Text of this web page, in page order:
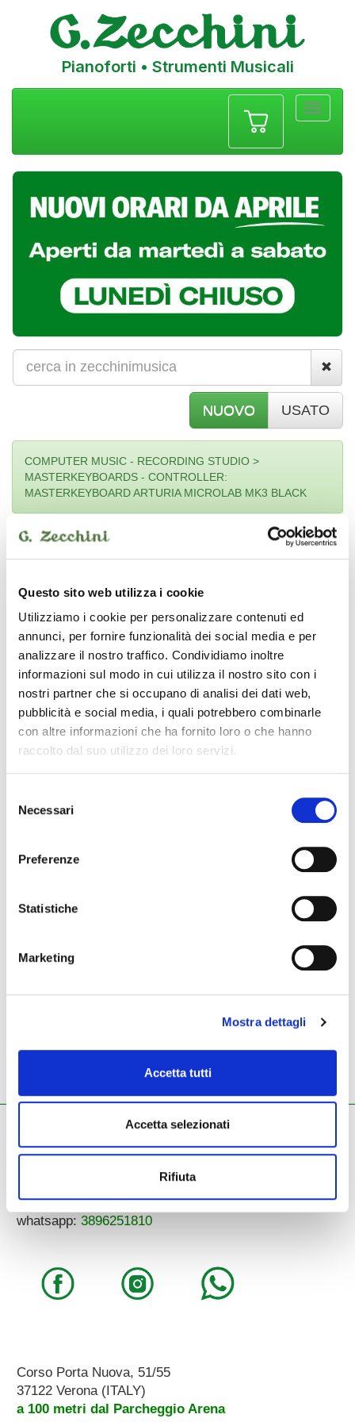
Questo sito web utilizza i cookie
Utilizziamo i cookie per personalizzare contenuti ed
annunci, per fornire funzionalità dei social media e per
analizzare il nostro traffico. Condividiamo inoltre
informazioni sul modo in cui utilizza il nostro sito con i
nostri partner che si occupano di analisi dei dati web,
pubblicità e social media, i quali potrebbero combinarle
con altre informazioni che ha fornito loro o che hanno
raccolto dal suo utilizzo dei loro servizi.
delNecessari
Preferenze
Statistiche
Marketing
Mostra dettagli
Accetta tutti
Accetta selezionati
Rifiuta
Pianoforti • Strumenti Musicali
NUOVO USATO
COMPUTER MUSIC - RECORDING STUDIO >
MASTERKEYBOARDS - CONTROLLER:
MASTERKEYBOARD ARTURIA MICROLAB MK3 BLACK
*Nome e cognome
Email
Conferma email
l'informativa
ZECCHINI G. S.R.L.
Pianoforti - Strumenti musicali
info@zecchinimusica.it
email pec:zecchini@pec.it
whatsapp: 3896251810
Corso Porta Nuova, 51/55
37122 Verona (ITALY)
a 100 metri dal Parcheggio Arena